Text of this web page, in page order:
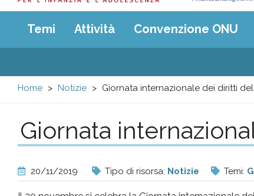
Centro
nazionale
di
e
analisi
Main
menu
Temi Attività Convenzione ONU
Home Notizie Giornata internazionale dei diritti
Giornata
20/11/2019 Tipo di risorsa: Notizie Temi: